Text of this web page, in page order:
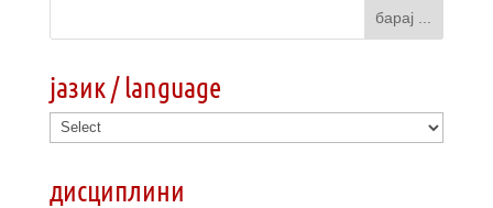
јазик / language
дисциплини